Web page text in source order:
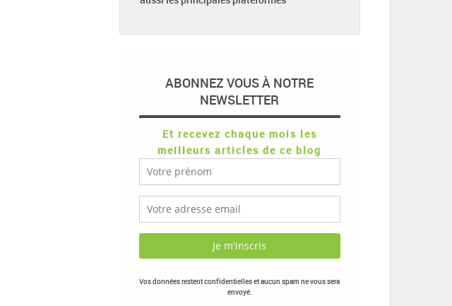
ABONNEZ VOUS À NOTRE
NEWSLETTER
Et recevez chaque mois les
meilleurs articles de ce blog
Vos données restent confidentielles et aucun spam ne vous sera
envoyé.